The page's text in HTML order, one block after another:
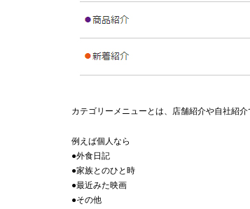
カテゴリーメニューとは、店舗紹介や自社紹介
例えば個人なら
●外食日記
●家族とのひと時
●最近みた映画
●その他